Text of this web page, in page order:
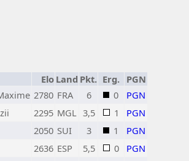
Elo Land Pkt. Erg. PGN
2780 FRA 6 0
PGN
2295 MGL 3,5 1
PGN
2050 SUI 3 1
PGN
2636 ESP 5,5 0
PGN